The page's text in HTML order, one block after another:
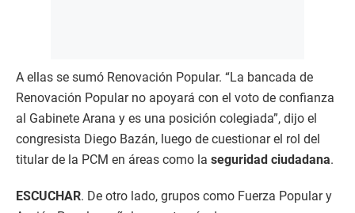
A ellas se sumó Renovación Popular. “La bancada de
Renovación Popular no apoyará con el voto de confianza
al Gabinete Arana y es una posición colegiada”, dijo el
congresista Diego Bazán, luego de cuestionar el rol del
titular de la PCM en áreas como la seguridad ciudadana.
ESCUCHAR. De otro lado, grupos como Fuerza Popular y